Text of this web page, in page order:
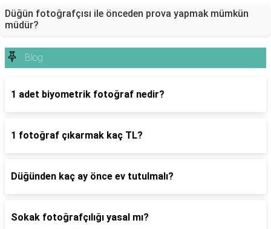
Düğün fotoğrafçısı ile önceden prova yapmak mümkün
müdür?
Blog
1 adet biyometrik fotoğraf nedir?
1 fotoğraf çıkarmak kaç TL?
Düğünden kaç ay önce ev tutulmalı?
Sokak fotoğrafçılığı yasal mı?